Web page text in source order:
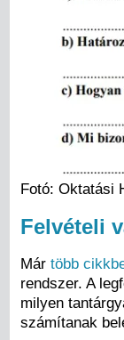
Fotó: Oktatási
Felvételi
Már több
rendszer. A
milyen
számítanak